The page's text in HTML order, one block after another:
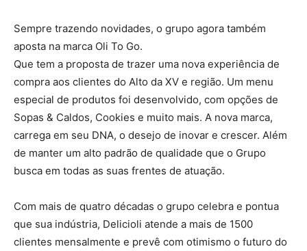
Sempre trazendo novidades, o grupo agora também
aposta na marca Oli To Go.
Que tem a proposta de trazer uma nova experiência de
compra aos clientes do Alto da XV e região. Um menu
especial de produtos foi desenvolvido, com opções de
Sopas & Caldos, Cookies e muito mais. A nova marca,
carrega em seu DNA, o desejo de inovar e crescer. Além
de manter um alto padrão de qualidade que o Grupo
busca em todas as suas frentes de atuação.
Com mais de quatro décadas o grupo celebra e pontua
que sua indústria, Delicioli atende a mais de 1500
clientes mensalmente e prevê com otimismo o futuro do